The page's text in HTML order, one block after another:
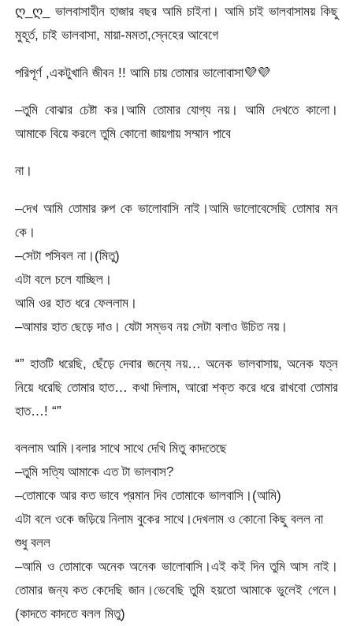
ღ_ღ_ ভালবাসাহীন হাজার বছর আমি চাইনা। আমি চাই ভালবাসাময় কিছু
মুহূর্ত, চাই ভালবাসা, মায়া-মমতা,স্নেহের আবেগে
পরিপূর্ণ ,একটুখানি জীবন !! আমি চায় তোমার ভালোবাসা💜💜
–তুমি বোঝার চেষ্টা কর।আমি তোমার যোগ্য নয়। আমি দেখতে কালো।
আমাকে বিয়ে করলে তুমি কোনো জায়গায় সম্মান পাবে
না।
–দেখ আমি তোমার রুপ কে ভালোবাসি নাই।আমি ভালোবেসেছি তোমার মন
কে।
–সেটা পসিবল না।(মিতু)
এটা বলে চলে যাচ্ছিল।
আমি ওর হাত ধরে ফেললাম।
–আমার হাত ছেড়ে দাও। যেটা সম্ভব নয় সেটা বলাও উচিত নয়।
“” হাতটি ধরেছি, ছেঁড়ে দেবার জন্যে নয়… অনেক ভালবাসায়, অনেক যত্ন
নিয়ে ধরেছি তোমার হাত… কথা দিলাম, আরো শক্ত করে ধরে রাখবো তোমার
হাত…! “”
বললাম আমি।বলার সাথে সাথে দেখি মিতু কাদতেছে
–তুমি সত্যি আমাকে এত টা ভালবাস?
–তোমাকে আর কত ভাবে প্রমান দিব তোমাকে ভালবাসি।(আমি)
এটা বলে ওকে জড়িয়ে নিলাম বুকের সাথে।দেখলাম ও কোনো কিছু বলল না
শুধু বলল
–আমি ও তোমাকে অনেক অনেক ভালোবাসি।এই কই দিন তুমি আস নাই।
তোমার জন্য কত কেদেছি জান।ভেবেছি তুমি হয়তো আমাকে ভুলেই গেলে।
(কাদতে কাদতে বলল মিতু)